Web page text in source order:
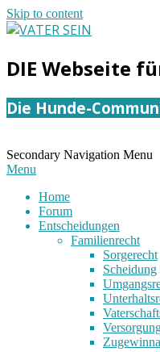
Skip to content
SEIN
DIE Webseite
Die Hunde-
Secondary Navigation Menu
Menu
Home
Forum
Entscheidungen
Familienrecht
Sorgerecht
Scheidung